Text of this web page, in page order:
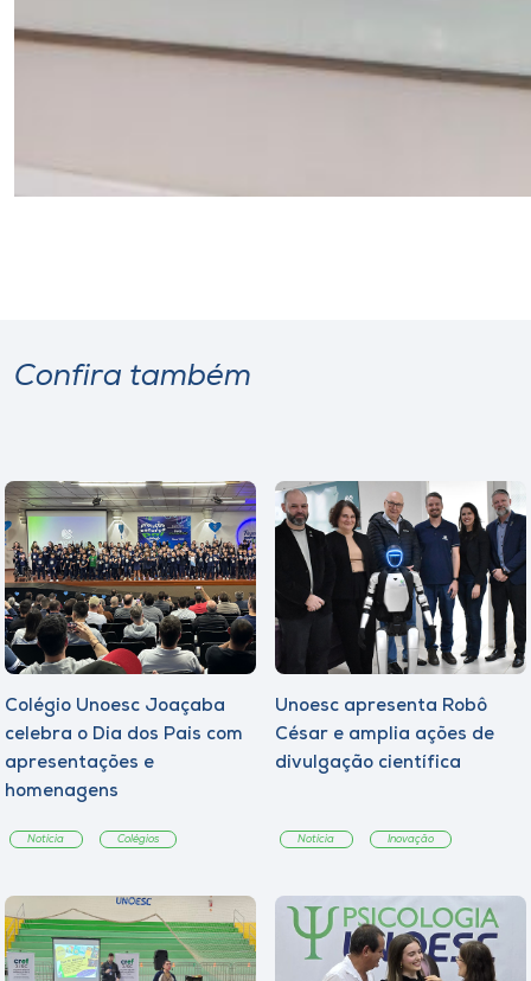
Confira também
Colégio Unoesc Joaçaba
celebra o Dia dos Pais com
apresentações e
homenagens
Notícia Colégios
Unoesc apresenta Robô
César e amplia ações de
divulgação científica
Notícia Inovação